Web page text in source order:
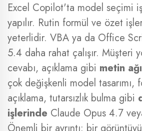
Excel Copilot'ta model seçimi
yapılır. Rutin formül ve özet
yeterlidir. VBA ya da Office
5.4 daha rahat çalışır. Müşteri
cevabı, açıklama gibi metin
çok değişkenli model tasarımı,
açıklama, tutarsızlık bulma gibi
işlerinde Claude Opus 4.7